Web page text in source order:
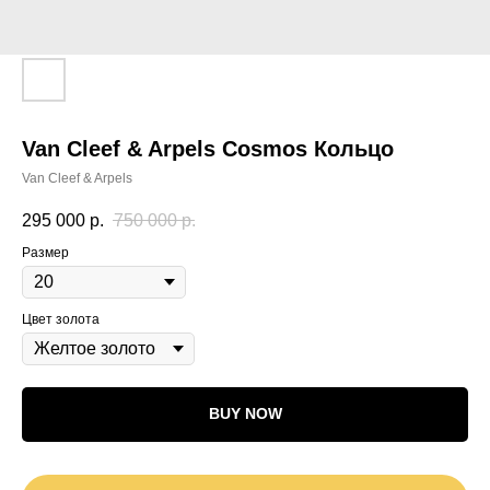
Van Cleef & Arpels Cosmos Кольцо
Van Cleef & Arpels
295 000 р. 750 000 р.
Размер
Цвет золота
BUY NOW